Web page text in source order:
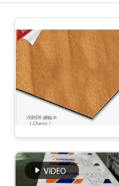
পণ্য
আমাদের
সম্বন্ধে
কারখানা
পরিদর্শন